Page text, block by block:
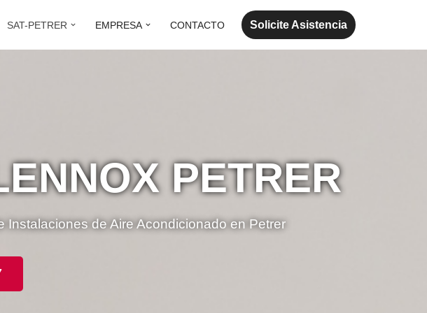
SAT-PETRER EMPRESA CONTACTO Solicite Asistencia
PETRER
de Aire Acondicionado en Petrer